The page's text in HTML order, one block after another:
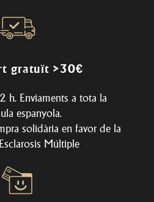
gratuït >30€
h. Enviaments a tota la
espanyola.
solidària en favor de la
Múltiple